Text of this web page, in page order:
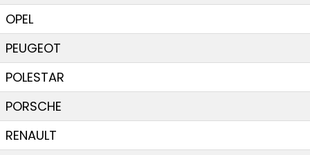
OPEL
PEUGEOT
POLESTAR
PORSCHE
RENAULT